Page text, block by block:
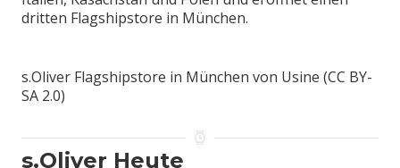
dritten Flagshipstore in München.
s.Oliver Flagshipstore in München von Usine (CC BY-
SA 2.0)
s.Oliver Heute